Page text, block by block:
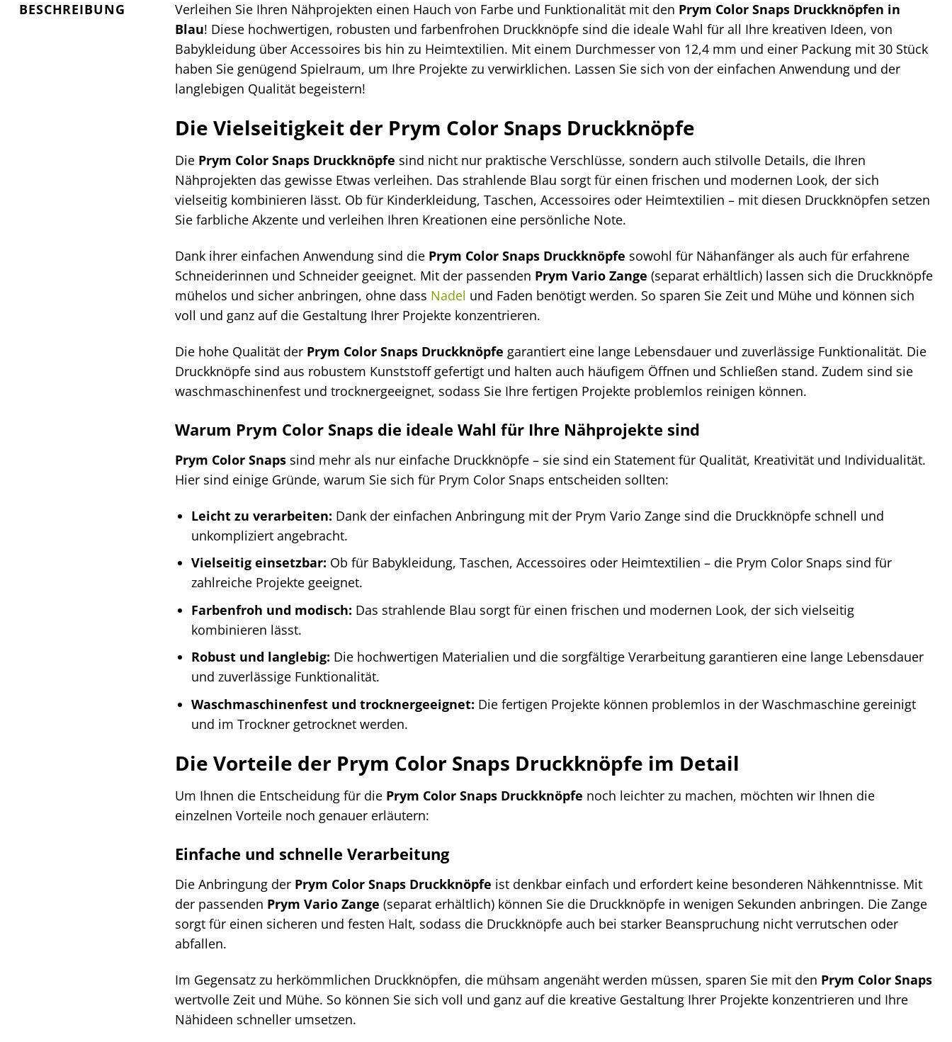
BESCHREIBUNG Verleihen Sie Ihren Nähprojekten einen Hauch von Farbe und Funktionalität mit den Prym Color Snaps Druckknöpfen in
Blau! Diese hochwertigen, robusten und farbenfrohen Druckknöpfe sind die ideale Wahl für all Ihre kreativen Ideen, von
Babykleidung über Accessoires bis hin zu Heimtextilien. Mit einem Durchmesser von 12,4 mm und einer Packung mit 30 Stück
haben Sie genügend Spielraum, um Ihre Projekte zu verwirklichen. Lassen Sie sich von der einfachen Anwendung und der
langlebigen Qualität begeistern!
Die Vielseitigkeit der Prym Color Snaps Druckknöpfe
Die Prym Color Snaps Druckknöpfe sind nicht nur praktische Verschlüsse, sondern auch stilvolle Details, die Ihren
Nähprojekten das gewisse Etwas verleihen. Das strahlende Blau sorgt für einen frischen und modernen Look, der sich
vielseitig kombinieren lässt. Ob für Kinderkleidung, Taschen, Accessoires oder Heimtextilien – mit diesen Druckknöpfen setzen
Sie farbliche Akzente und verleihen Ihren Kreationen eine persönliche Note.
Dank ihrer einfachen Anwendung sind die Prym Color Snaps Druckknöpfe sowohl für Nähanfänger als auch für erfahrene
Schneiderinnen und Schneider geeignet. Mit der passenden Prym Vario Zange (separat erhältlich) lassen sich die Druckknöpfe
mühelos und sicher anbringen, ohne dass Nadel und Faden benötigt werden. So sparen Sie Zeit und Mühe und können sich
voll und ganz auf die Gestaltung Ihrer Projekte konzentrieren.
Die hohe Qualität der Prym Color Snaps Druckknöpfe garantiert eine lange Lebensdauer und zuverlässige Funktionalität. Die
Druckknöpfe sind aus robustem Kunststoff gefertigt und halten auch häufigem Öffnen und Schließen stand. Zudem sind sie
waschmaschinenfest und trocknergeeignet, sodass Sie Ihre fertigen Projekte problemlos reinigen können.
Warum Prym Color Snaps die ideale Wahl für Ihre Nähprojekte sind
Prym Color Snaps sind mehr als nur einfache Druckknöpfe – sie sind ein Statement für Qualität, Kreativität und Individualität.
Hier sind einige Gründe, warum Sie sich für Prym Color Snaps entscheiden sollten:
Leicht zu verarbeiten: Dank der einfachen Anbringung mit der Prym Vario Zange sind die Druckknöpfe schnell und
unkompliziert angebracht.
Vielseitig einsetzbar: Ob für Babykleidung, Taschen, Accessoires oder Heimtextilien – die Prym Color Snaps sind für
zahlreiche Projekte geeignet.
Farbenfroh und modisch: Das strahlende Blau sorgt für einen frischen und modernen Look, der sich vielseitig
kombinieren lässt.
Robust und langlebig: Die hochwertigen Materialien und die sorgfältige Verarbeitung garantieren eine lange Lebensdauer
und zuverlässige Funktionalität.
Waschmaschinenfest und trocknergeeignet: Die fertigen Projekte können problemlos in der Waschmaschine gereinigt
und im Trockner getrocknet werden.
Die Vorteile der Prym Color Snaps Druckknöpfe im Detail
Um Ihnen die Entscheidung für die Prym Color Snaps Druckknöpfe noch leichter zu machen, möchten wir Ihnen die
einzelnen Vorteile noch genauer erläutern:
Einfache und schnelle Verarbeitung
Die Anbringung der Prym Color Snaps Druckknöpfe ist denkbar einfach und erfordert keine besonderen Nähkenntnisse. Mit
der passenden Prym Vario Zange (separat erhältlich) können Sie die Druckknöpfe in wenigen Sekunden anbringen. Die Zange
sorgt für einen sicheren und festen Halt, sodass die Druckknöpfe auch bei starker Beanspruchung nicht verrutschen oder
abfallen.
Im Gegensatz zu herkömmlichen Druckknöpfen, die mühsam angenäht werden müssen, sparen Sie mit den Prym Color Snaps
wertvolle Zeit und Mühe. So können Sie sich voll und ganz auf die kreative Gestaltung Ihrer Projekte konzentrieren und Ihre
Nähideen schneller umsetzen.